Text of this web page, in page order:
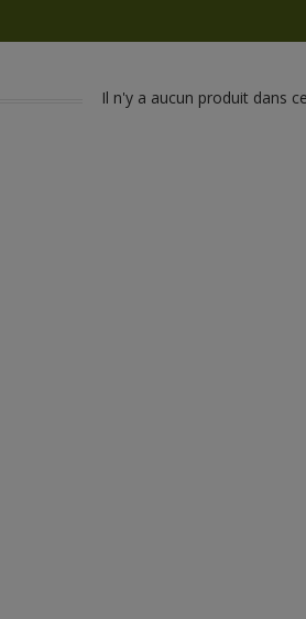
Il n'y a aucun produit dans